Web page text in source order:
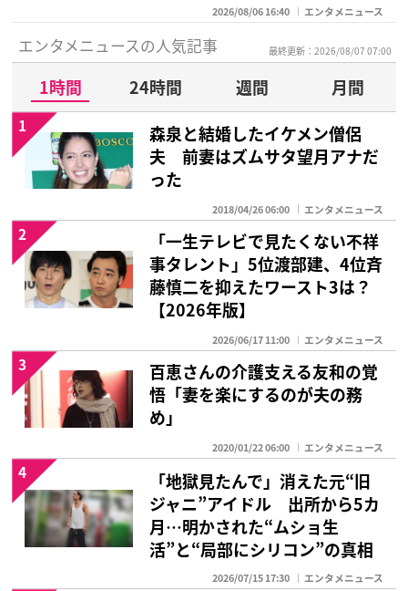
2026/08/06 16:40 エンタメニュース
エンタメニュースの人気記事 最終更新：2026/08/07 07:00
1時間 24時間 週間
月間
森泉と結婚したイケメン僧侶
夫 前妻はズムサタ望月アナだ
った
2018/04/26 06:00 エンタメニュース
1
「一生テレビで見たくない不祥
事タレント」5位渡部建、4位斉
藤慎二を抑えたワースト3は？
【2026年版】
2026/06/17 11:00 エンタメニュース
2
百恵さんの介護支える友和の覚
悟「妻を楽にするのが夫の務
め」
2020/01/22 06:00 エンタメニュース
3
「地獄見たんで」消えた元“旧
ジャニ”アイドル 出所から5カ
月…明かされた“ムショ生
活”と“局部にシリコン”の真相
2026/07/15 17:30 エンタメニュース
4